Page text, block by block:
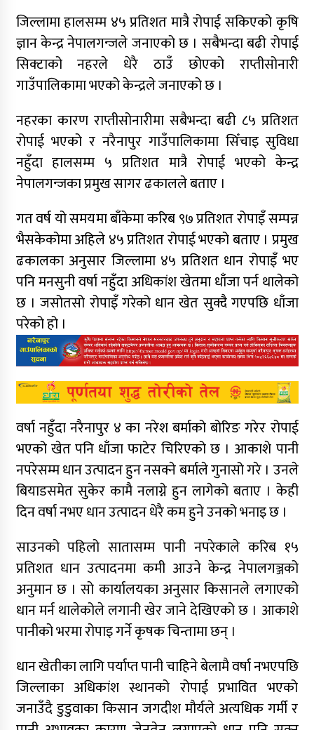
जिल्लामा हालसम्म ४५ प्रतिशत मात्रै रोपाई सकिएको कृषि
ज्ञान केन्द्र नेपालगन्जले जनाएको छ । सबैभन्दा बढी रोपाई
सिक्टाको नहरले धेरै ठाउँ छोएको राप्तीसोनारी
गाउँपालिकामा भएको केन्द्रले जनाएको छ ।
नहरका कारण राप्तीसोनारीमा सबैभन्दा बढी ८५ प्रतिशत
रोपाई भएको र नरैनापुर गाउँपालिकामा सिँचाइ सुविधा
नहुँदा हालसम्म ५ प्रतिशत मात्रै रोपाई भएको केन्द्र
नेपालगन्जका प्रमुख सागर ढकालले बताए ।
गत वर्ष यो समयमा बाँकेमा करिब ९७ प्रतिशत रोपाइँ सम्पन्न
भैसकेकोमा अहिले ४५ प्रतिशत रोपाई भएको बताए । प्रमुख
ढकालका अनुसार जिल्लामा ४५ प्रतिशत धान रोपाइँ भए
पनि मनसुनी वर्षा नहुँदा अधिकांश खेतमा धाँजा पर्न थालेको
छ । जसोतसो रोपाइँ गरेको धान खेत सुक्दै गएपछि धाँजा
परेको हो ।
वर्षा नहुँदा नरैनापुर ४ का नरेश बर्माको बोरिङ गरेर रोपाई
भएको खेत पनि धाँजा फाटेर चिरिएको छ । आकाशे पानी
नपरेसम्म धान उत्पादन हुन नसक्ने बर्माले गुनासो गरे । उनले
बियाडसमेत सुकेर कामै नलाग्ने हुन लागेको बताए । केही
दिन वर्षा नभए धान उत्पादन धेरै कम हुने उनको भनाइ छ ।
साउनको पहिलो सातासम्म पानी नपरेकाले करिब १५
प्रतिशत धान उत्पादनमा कमी आउने केन्द्र नेपालगञ्जको
अनुमान छ । सो कार्यालयका अनुसार किसानले लगाएको
धान मर्न थालेकोले लगानी खेर जाने देखिएको छ । आकाशे
पानीको भरमा रोपाइ गर्ने कृषक चिन्तामा छन् ।
धान खेतीका लागि पर्याप्त पानी चाहिने बेलामै वर्षा नभएपछि
जिल्लाका अधिकांश स्थानको रोपाई प्रभावित भएको
जनाउँदै डुडुवाका किसान जगदीश मौर्यले अत्यधिक गर्मी र